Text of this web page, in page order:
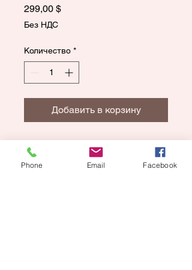
299,00 $Цена
Без НДС
Количество *
Добавить в корзину
2 Backdrop + Props
Keepsake Shop
Phone Email Facebook